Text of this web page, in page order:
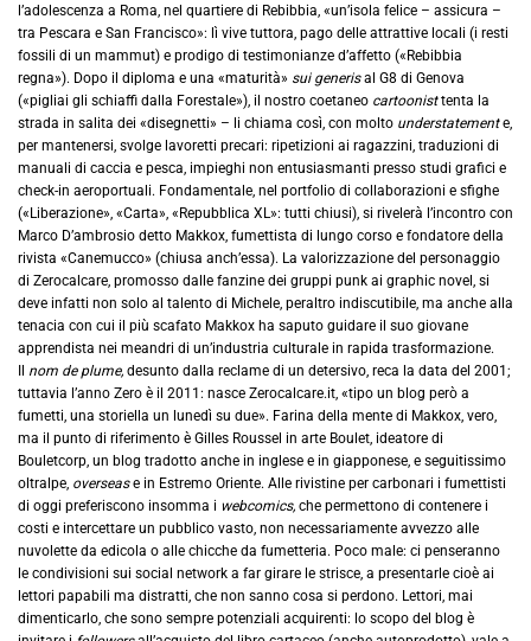
l’adolescenza a Roma, nel quartiere di Rebibbia, «un’isola felice – assicura –
tra Pescara e San Francisco»: lì vive tuttora, pago delle attrattive locali (i resti
fossili di un mammut) e prodigo di testimonianze d’affetto («Rebibbia
regna»). Dopo il diploma e una «maturità» sui generisal G8 di Genova
(«pigliai gli schiaffi dalla Forestale»), il nostro coetaneo cartoonisttenta la
strada in salita dei «disegnetti» – li chiama così, con molto understatemente,
per mantenersi, svolge lavoretti precari: ripetizioni ai ragazzini, traduzioni di
manuali di caccia e pesca, impieghi non entusiasmanti presso studi grafici e
check-in aeroportuali. Fondamentale, nel portfolio di collaborazioni e sfighe
(«Liberazione», «Carta», «Repubblica XL»: tutti chiusi), si rivelerà l’incontro con
Marco D’ambrosio detto Makkox, fumettista di lungo corso e fondatore della
rivista «Canemucco» (chiusa anch’essa). La valorizzazione del personaggio
di Zerocalcare, promosso dalle fanzine dei gruppi punk ai graphic novel, si
deve infatti non solo al talento di Michele, peraltro indiscutibile, ma anche alla
tenacia con cui il più scafato Makkox ha saputo guidare il suo giovane
apprendista nei meandri di un’industria culturale in rapida trasformazione.
Il nom de plume, desunto dalla reclame di un detersivo, reca la data del 2001;
tuttavia l’anno Zero è il 2011: nasce Zerocalcare.it, «tipo un blog però a
fumetti, una storiella un lunedì su due». Farina della mente di Makkox, vero,
ma il punto di riferimento è Gilles Roussel in arte Boulet, ideatore di
Bouletcorp, un blog tradotto anche in inglese e in giapponese, e seguitissimo
oltralpe, oversease in Estremo Oriente. Alle rivistine per carbonari i fumettisti
di oggi preferiscono insomma i webcomics, che permettono di contenere i
costi e intercettare un pubblico vasto, non necessariamente avvezzo alle
nuvolette da edicola o alle chicche da fumetteria. Poco male: ci penseranno
le condivisioni sui social network a far girare le strisce, a presentarle cioè ai
lettori papabili ma distratti, che non sanno cosa si perdono. Lettori, mai
dimenticarlo, che sono sempre potenziali acquirenti: lo scopo del blog è